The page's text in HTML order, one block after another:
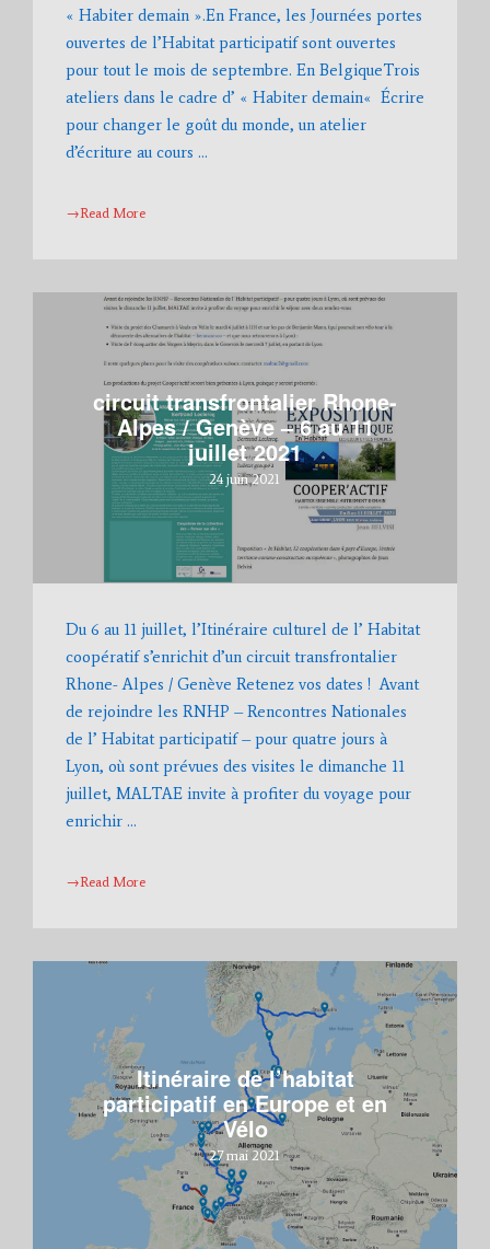
« Habiter demain ».En France, les Journées portes
ouvertes de l’Habitat participatif sont ouvertes
pour tout le mois de septembre. En BelgiqueTrois
ateliers dans le cadre d’ « Habiter demain« Écrire
pour changer le goût du monde, un atelier
d’écriture au cours …
→Read More
circuit transfrontalier Rhone-
Alpes / Genève – 6 au 11
juillet 2021
24 juin 2021
Du 6 au 11 juillet, l’Itinéraire culturel de l’ Habitat
coopératif s’enrichit d’un circuit transfrontalier
Rhone- Alpes / Genève Retenez vos dates ! Avant
de rejoindre les RNHP – Rencontres Nationales
de l’ Habitat participatif – pour quatre jours à
Lyon, où sont prévues des visites le dimanche 11
juillet, MALTAE invite à profiter du voyage pour
enrichir …
→Read More
Itinéraire de l’habitat
participatif en Europe et en
Vélo
27 mai 2021